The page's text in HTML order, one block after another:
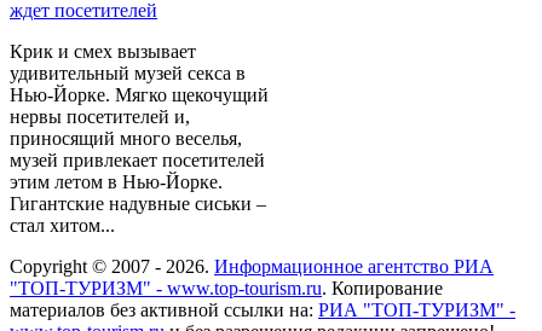
Крик и смех вызывает
удивительный музей секса в
Нью-Йорке. Мягко щекочущий
нервы посетителей и,
приносящий много веселья,
музей привлекает посетителей
этим летом в Нью-Йорке.
Гигантские надувные сиськи –
стал хитом...
Copyright © 2007 - 2026. Информационное агентство РИА
"ТОП-ТУРИЗМ" - www.top-tourism.ru. Копирование
материалов без активной ссылки на: РИА "ТОП-ТУРИЗМ" -